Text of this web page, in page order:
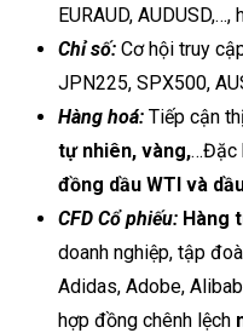
EURAUD, AUDUSD,…,
Chỉ số: Cơ hội truy
JPN225, SPX500,
Hàng hoá: Tiếp cận
tự nhiên, vàng,…Đặc
đồng dầu WTI và
CFD Cổ phiếu: Hàng
doanh nghiệp, tập
Adidas, Adobe,
hợp đồng chênh lệch